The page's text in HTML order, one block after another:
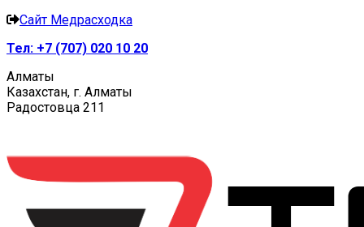
Сайт Медрасходка
Тел: +7 (707) 020 10 20
Алматы
Казахстан, г. Алматы
Радостовца 211